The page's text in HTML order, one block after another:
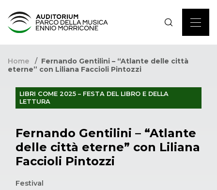
Home
Fernando Gentilini – “Atlante delle città
eterne” con Liliana Faccioli Pintozzi
LIBRI COME 2025 – FESTA DEL LIBRO E DELLA
LETTURA
Fernando Gentilini – “Atlante
delle città eterne” con Liliana
Faccioli Pintozzi
Festival